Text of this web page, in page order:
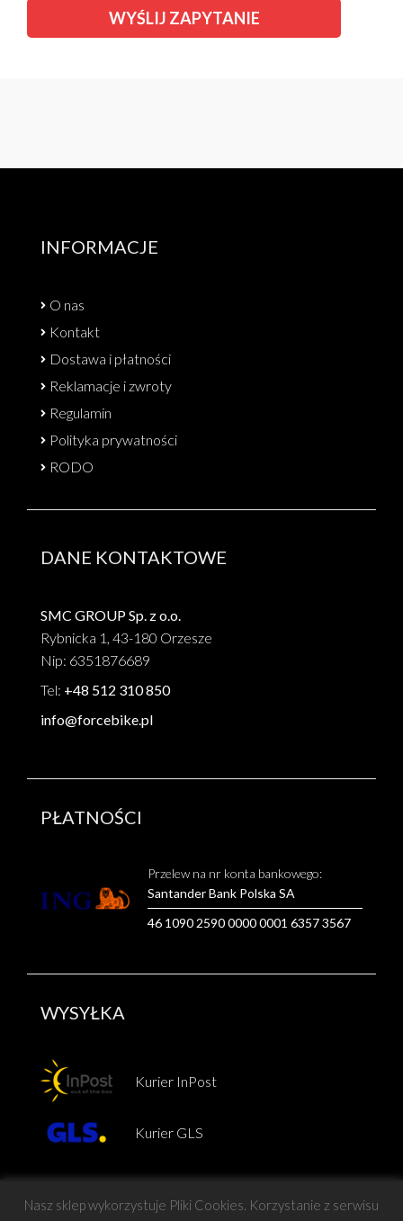
INFORMACJE
O nas
Kontakt
Dostawa i płatności
Reklamacje i zwroty
Regulamin
Polityka prywatności
RODO
DANE KONTAKTOWE
SMC GROUP Sp. z o.o.
Rybnicka 1, 43-180 Orzesze
Nip: 6351876689
Tel: +48 512 310 850
info@forcebike.pl
PŁATNOŚCI
Przelew na nr konta bankowego:
Santander Bank Polska SA
46 1090 2590 0000 0001 6357 3567
WYSYŁKA
Kurier InPost
Kurier GLS
Nasz sklep wykorzystuje Pliki Cookies. Korzystanie z serwisu